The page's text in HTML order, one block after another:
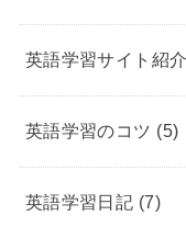
英語学習サイト紹介
英語学習のコツ (5)
英語学習日記 (7)